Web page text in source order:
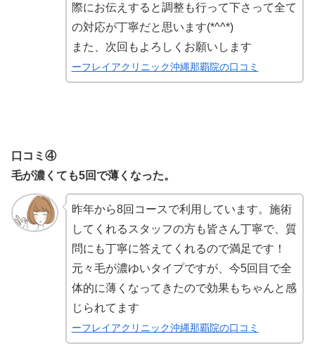
際にお伝えすると調整も行って下さって全て
の対応が丁寧だと思います(*^^*)
また、次回もよろしくお願いします
ーフレイアクリニック沖縄那覇院の口コミ
口コミ④
毛が濃くても5回で薄くなった。
昨年から8回コースで利用しています。施術
してくれるスタッフの方も皆さん丁寧で、質
問にも丁寧に答えてくれるので満足です！
元々毛が濃ゆいタイプですが、今5回目で全
体的に薄くなってきたので効果もちゃんと感
じられてます
ーフレイアクリニック沖縄那覇院の口コミ